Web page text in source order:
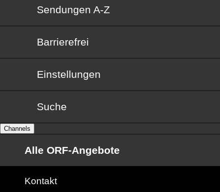
Sendungen von A bis Z
Sendungen A-Z
Barrierefrei
Barrierefrei
Einstellungen
Suche
Channels
Alle ORF-Angebote
Kontakt